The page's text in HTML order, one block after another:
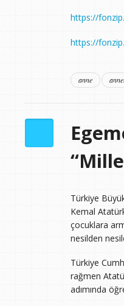
https://
https://
anne
Türkiye
Kemal
çocuklara
nesilden
Türkiye
rağmen
adımında